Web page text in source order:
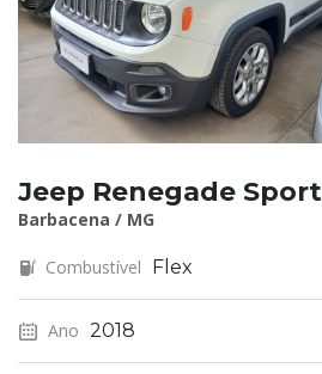
Jeep Renegade Sport
Barbacena / MG
Combustível Flex
Ano 2018